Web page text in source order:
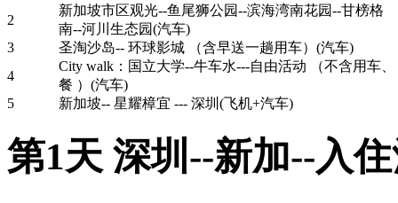
2
新加坡市区观光--鱼尾狮公园--滨海湾南花园--甘榜格
南--河川生态园(汽车)
3
圣淘沙岛-- 环球影城 （含早送一趟用车）(汽车)
4
City walk：国立大学--牛车水---自由活动 （不含用车、
餐 ）(汽车)
5
新加坡-- 星耀樟宜 --- 深圳(飞机+汽车)
第1天 深圳--新加--入